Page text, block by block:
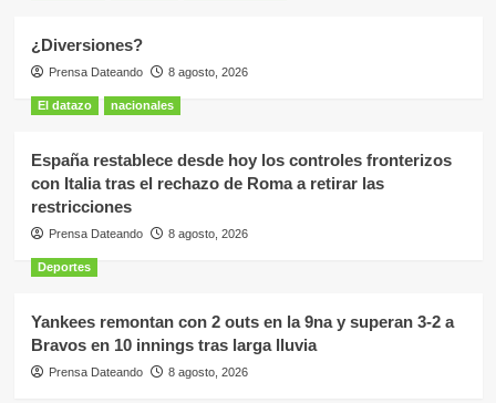
¿Diversiones?
Prensa Dateando 8 agosto, 2026
El datazo nacionales
España restablece desde hoy los controles fronterizos
con Italia tras el rechazo de Roma a retirar las
restricciones
Prensa Dateando 8 agosto, 2026
Deportes
Yankees remontan con 2 outs en la 9na y superan 3-2 a
Bravos en 10 innings tras larga lluvia
Prensa Dateando 8 agosto, 2026